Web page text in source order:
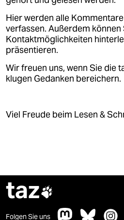
Hier werden alle
verfassen. Außerdem können
Kontaktmöglichkeiten
präsentieren.
Wir freuen uns, wenn Sie die
klugen Gedanken bereichern.
Viel Freude beim Lesen &
taz
Folgen Sie uns